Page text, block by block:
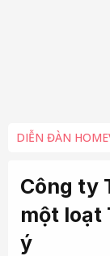
DIỄN ĐÀN
Công ty
một loạt
ý